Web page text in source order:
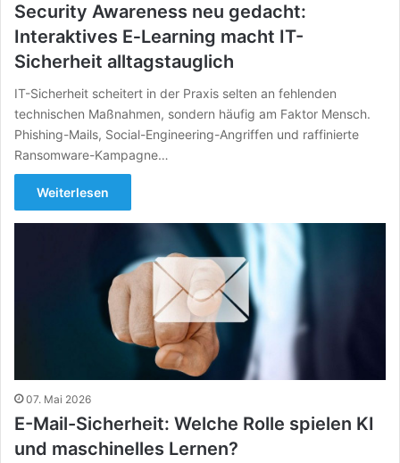
Security Awareness neu gedacht:
Interaktives E‑Learning macht IT-
Sicherheit alltagstauglich
IT-Sicherheit scheitert in der Praxis selten an fehlenden
technischen Maßnahmen, sondern häufig am Faktor Mensch.
Phishing-Mails, Social-Engineering-Angriffen und raffinierte
Ransomware-Kampagne…
Weiterlesen
07. Mai 2026
E-Mail-Sicherheit: Welche Rolle spielen KI
und maschinelles Lernen?